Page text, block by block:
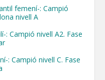
femení-: Campió
nivell A
: Campió nivell A2. Fase
: Campió nivell C. Fase